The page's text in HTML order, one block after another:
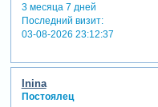
3 месяца 7 дней
Последний визит:
03-08-2026 23:12:37
Inina
Постоялец